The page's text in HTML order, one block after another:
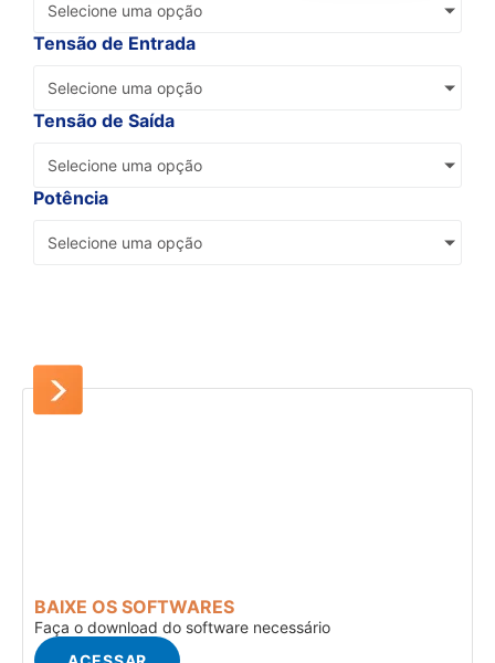
Selecione uma opção
Tensão de Entrada
Selecione uma opção
Tensão de Saída
Selecione uma opção
Potência
Selecione uma opção
BAIXE OS SOFTWARES
Faça o download do software necessário